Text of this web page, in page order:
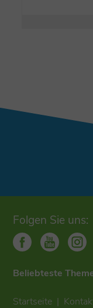
Folgen Sie uns:
Beliebteste
Startseite